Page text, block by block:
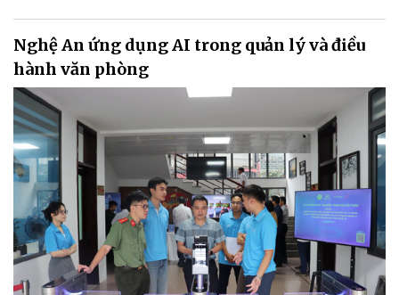
Nghệ An ứng dụng AI trong quản lý và điều
hành văn phòng